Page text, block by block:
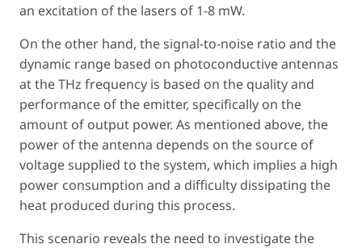
an excitation of the lasers of 1-8 mW.
On the other hand, the signal-to-noise ratio and the
dynamic range based on photoconductive antennas
at the THz frequency is based on the quality and
performance of the emitter, specifically on the
amount of output power. As mentioned above, the
power of the antenna depends on the source of
voltage supplied to the system, which implies a high
power consumption and a difficulty dissipating the
heat produced during this process.
This scenario reveals the need to investigate the